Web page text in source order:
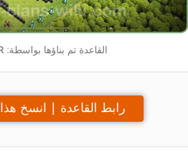
القاعدة تم بناؤها بواسطة:
رابط القاعدة | انسخ